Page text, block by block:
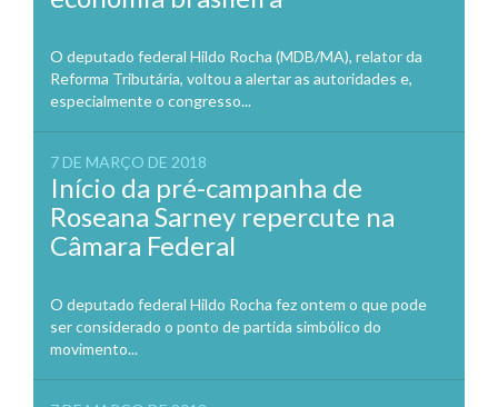
O deputado federal Hildo Rocha (MDB/MA), relator da
Reforma Tributária, voltou a alertar as autoridades e,
especialmente o congresso...
7 DE MARÇO DE 2018
Início da pré-campanha de
Roseana Sarney repercute na
Câmara Federal
O deputado federal Hildo Rocha fez ontem o que pode
ser considerado o ponto de partida simbólico do
movimento...